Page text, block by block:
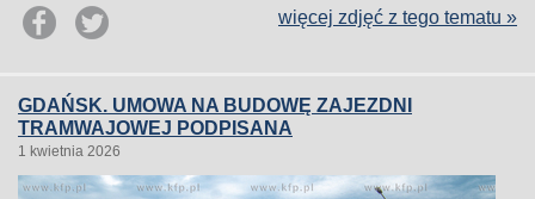
więcej zdjęć z tego tematu »
GDAŃSK. UMOWA NA BUDOWĘ ZAJEZDNI
TRAMWAJOWEJ PODPISANA
1 kwietnia 2026